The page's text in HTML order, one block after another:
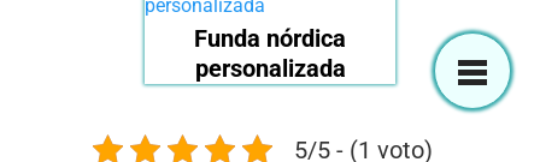
Funda nórdica
personalizada
5/5 - (1 voto)